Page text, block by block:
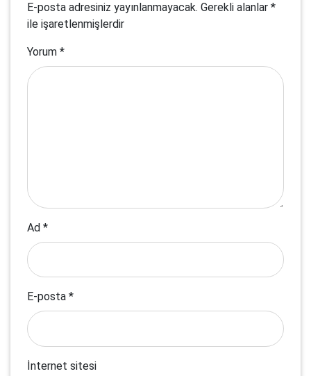
E-posta adresiniz yayınlanmayacak. Gerekli alanlar *
ile işaretlenmişlerdir
Yorum *
Ad *
E-posta *
İnternet sitesi